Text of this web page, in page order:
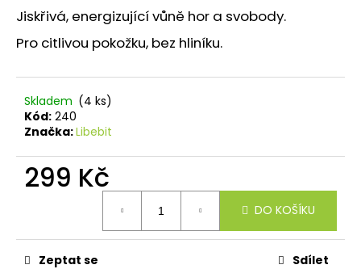
Jiskřivá, energizující vůně hor a svobody.
Pro citlivou pokožku, bez hliníku.
Skladem (4 ks)
Kód: 240
Značka:Libebit
299 Kč
DO KOŠÍKU
Zeptat se Sdílet
D
p
o
u
u
e